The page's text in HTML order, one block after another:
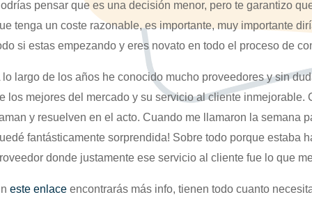
pensar que es una decisión menor, pero te garantizo
tenga un coste razonable, es importante, muy importante
si estas empezando y eres novato en todo el proceso de
lo largo de los años he conocido mucho proveedores y sin
los mejores del mercado y su servicio al cliente inmejorable.
y resuelven en el acto. Cuando me llamaron la semana
fantásticamente sorprendida! Sobre todo porque estaba
donde justamente ese servicio al cliente fue lo que
este enlace encontrarás más info, tienen todo cuanto